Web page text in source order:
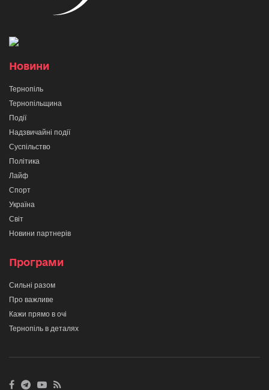
Новини
Тернопіль
Тернопільщина
Події
Надзвичайні події
Суспільство
Політика
Лайф
Спорт
Україна
Світ
Новини партнерів
Програми
Сильні разом
Про важливе
Кажи прямо в очі
Тернопіль в деталях